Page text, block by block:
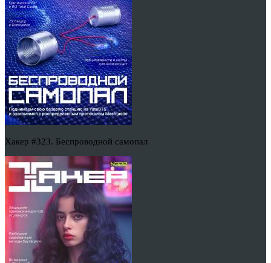
Хакер #323. Беспроводной самопал